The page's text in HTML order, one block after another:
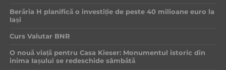
Berăria H planifică o investiție de peste 40 milioane euro la
Iași
Curs Valutar BNR
O nouă viață pentru Casa Kieser: Monumentul istoric din
inima Iașului se redeschide sâmbătă